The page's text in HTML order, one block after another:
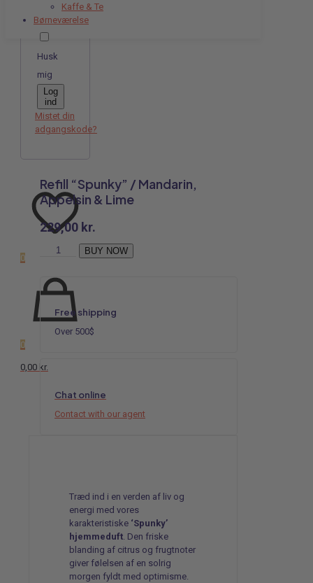
Husk
mig
Log
ind
Mistet din
adgangskode?
0
0
0,00 kr.
Kaffe & Te
Børneværelse
Refill “Spunky” / Mandarin,
Appelsin & Lime
229,00 kr.
Refill
Mandarin,
Appelsin
&
Lime
BUY NOW
Free shipping
Over 500$
Chat online
Contact with our agent
Træd ind i en verden af liv og
energi med vores
karakteristiske ‘Spunky’
hjemmeduft. Den friske
blanding af citrus og frugtnoter
giver følelsen af en solrig
morgen fyldt med optimisme.